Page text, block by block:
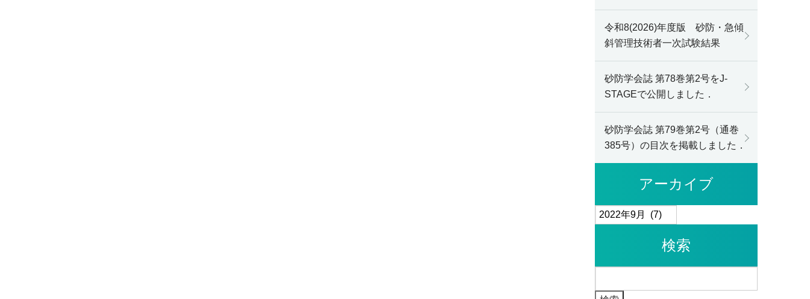
令和8(2026)年度版 砂防・急傾
斜管理技術者一次試験結果
砂防学会誌 第78巻第2号をJ-
STAGEで公開しました．
砂防学会誌 第79巻第2号（通巻
385号）の目次を掲載しました．
アーカイブ
ア
ー
検索
索: